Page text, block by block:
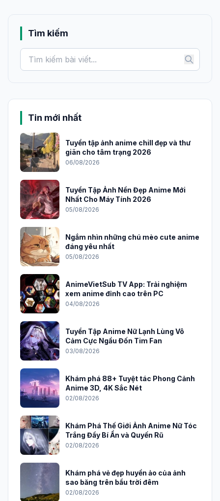
Tìm kiếm
Tin mới nhất
Tuyển tập ảnh anime chill đẹp và thư
giãn cho tâm trạng 2026
06/08/2026
Tuyển Tập Ảnh Nền Đẹp Anime Mới
Nhất Cho Máy Tính 2026
05/08/2026
Ngắm nhìn những chú mèo cute anime
đáng yêu nhất
05/08/2026
AnimeVietSub TV App: Trải nghiệm
xem anime đỉnh cao trên PC
04/08/2026
Tuyển Tập Anime Nữ Lạnh Lùng Vô
Cảm Cực Ngầu Đốn Tim Fan
03/08/2026
Khám phá 88+ Tuyệt tác Phong Cảnh
Anime 3D, 4K Sắc Nét
02/08/2026
Khám Phá Thế Giới Ảnh Anime Nữ Tóc
Trắng Đầy Bí Ẩn và Quyến Rũ
02/08/2026
Khám phá vẻ đẹp huyền ảo của ảnh
sao băng trên bầu trời đêm
02/08/2026